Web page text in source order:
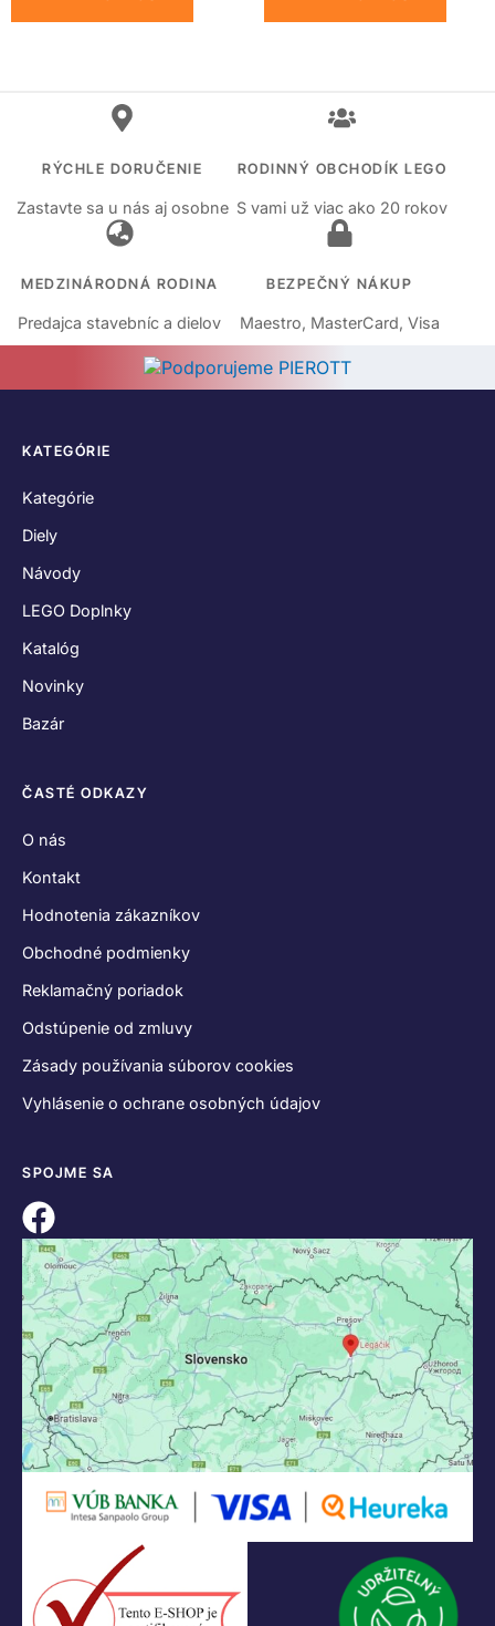
RÝCHLE DORUČENIE
Zastavte sa u nás aj osobne
RODINNÝ OBCHODÍK LEGO
S vami už viac ako 20 rokov
MEDZINÁRODNÁ RODINA
Predajca stavebníc a dielov
BEZPEČNÝ NÁKUP
Maestro, MasterCard, Visa
KATEGÓRIE
Kategórie
Diely
Návody
LEGO Doplnky
Katalóg
Novinky
Bazár
ČASTÉ ODKAZY
O nás
Kontakt
Hodnotenia zákazníkov
Obchodné podmienky
Reklamačný poriadok
Odstúpenie od zmluvy
Zásady používania súborov cookies
Vyhlásenie o ochrane osobných údajov
SPOJME SA